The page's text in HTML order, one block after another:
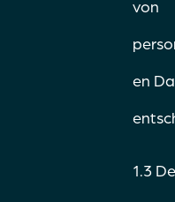
von
en
1.3